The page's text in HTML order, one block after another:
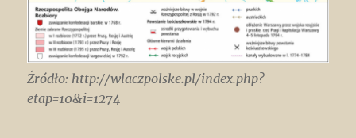
Źródło: http://wlaczpolske.pl/index.php?
etap=10&i=1274